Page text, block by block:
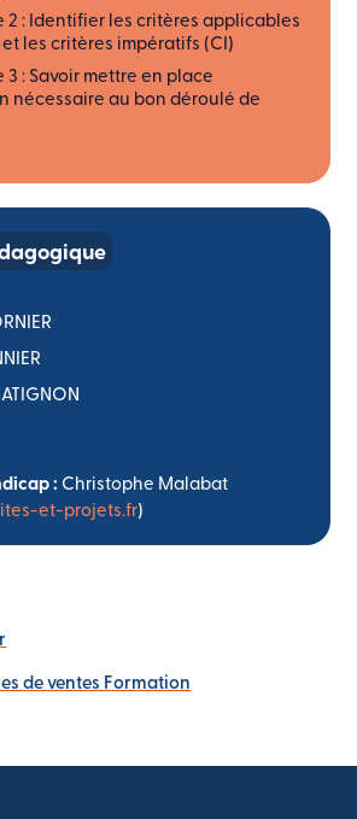
2 : Identifier les critères applicables
et les critères impératifs (CI)
: Savoir mettre en place
nécessaire au bon déroulé de
: Christophe Malabat
et-projets.fr)
de ventes Formation